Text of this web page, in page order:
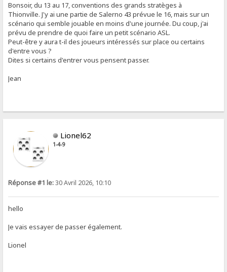
Bonsoir, du 13 au 17, conventions des grands stratèges à
Thionville. J'y ai une partie de Salerno 43 prévue le 16, mais sur un
scénario qui semble jouable en moins d'une journée. Du coup, j'ai
prévu de prendre de quoi faire un petit scénario ASL.
Peut-être y aura t-il des joueurs intéressés sur place ou certains
d'entre vous ?
Dites si certains d'entrer vous pensent passer.
Jean
Lionel62
1-4-9
Réponse #1 le:30 Avril 2026, 10:10
hello
Je vais essayer de passer également.
Lionel